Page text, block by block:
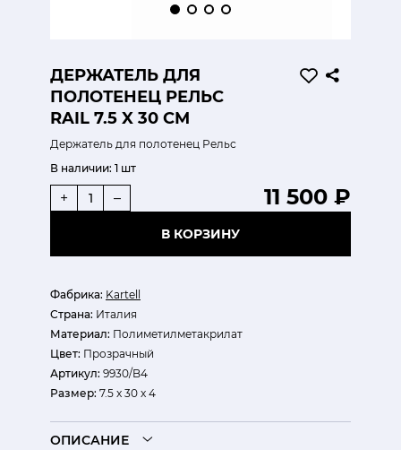
ДЕРЖАТЕЛЬ ДЛЯ
ПОЛОТЕНЕЦ РЕЛЬС
RAIL 7.5 X 30 СМ
Держатель для полотенец Рельс
Фабрика: Kartell
Страна: Италия
Материал: Полиметилметакрилат
Цвет: Прозрачный
Артикул: 9930/B4
Размер: 7.5 x 30 x 4
В наличии: 1 шт
11 500 ₽
+ –
В КОРЗИНУ
ОПИСАНИЕ